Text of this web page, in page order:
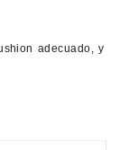
adecuado, y